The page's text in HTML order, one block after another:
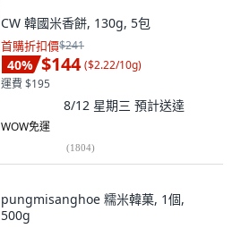
CW 韓國米香餅, 130g, 5包
首購折扣價$241
40% $144 ($2.22/10g)
運費 $195
8/12 星期三 預計送達
WOW免運
(1804)
pungmisanghoe 糯米韓菓, 1個,
500g